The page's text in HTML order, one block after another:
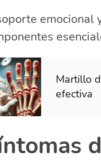
emocional
Martillo
efectiva